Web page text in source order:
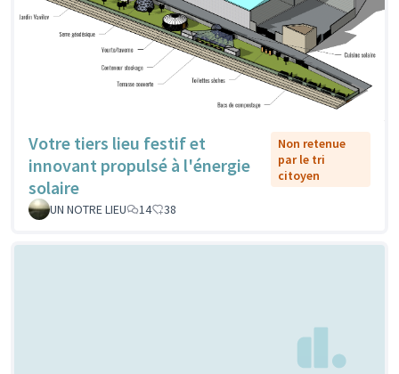
Votre tiers lieu festif et
innovant propulsé à l'énergie
solaire
Non retenue
par le tri
citoyen
UN NOTRE LIEU 14 38